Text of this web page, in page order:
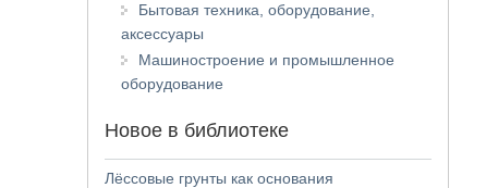
Бытовая техника, оборудование,
аксессуары
Машиностроение и промышленное
оборудование
Новое в библиотеке
Лёссовые грунты как основания